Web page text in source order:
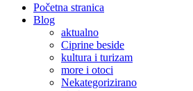
Početna stranica
Blog
aktualno
Ciprine beside
kultura i turizam
more i otoci
Nekategorizirano